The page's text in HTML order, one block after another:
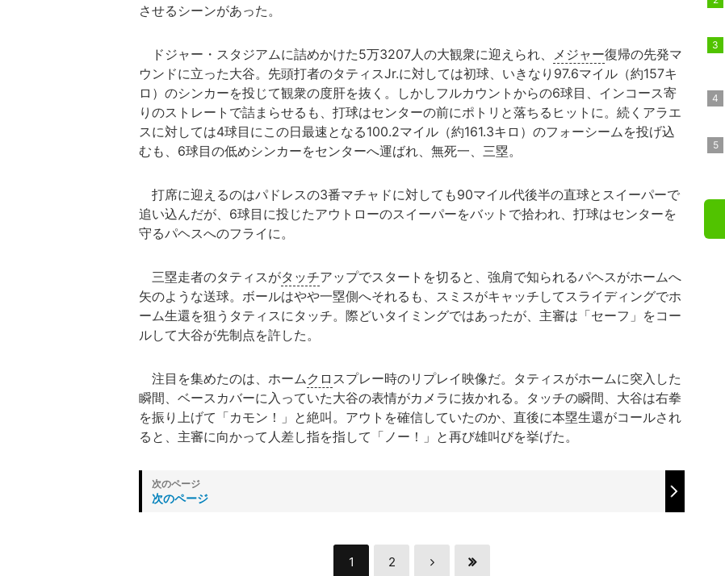
させるシーンがあった。
ドジャー・スタジアムに詰めかけた5万3207人の大観衆に迎えられ、 メジャー復帰の先発マ
ウンドに立った大谷。先頭打者のタティスJr.に対しては初球、いきなり97.6マイル（約157キ
ロ）のシンカーを投じて観衆の度肝を抜く。しかしフルカウントからの6球目、インコース寄
りのストレートで詰まらせるも、打球はセンターの前にポトリと落ちるヒットに。続くアラエ
スに対しては4球目にこの日最速となる100.2マイル（約161.3キロ）のフォーシームを投げ込
むも、6球目の低めシンカーをセンターへ運ばれ、無死一、三塁。
打席に迎えるのはパドレスの3番マチャドに対しても90マイル代後半の直球とスイーパーで
追い込んだが、6球目に投じたアウトローのスイーパーをバットで拾われ、打球はセンターを
守るパヘスへのフライに。
三塁走者のタティスがタッチアップでスタートを切ると、強肩で知られるパヘスがホームへ
矢のような送球。ボールはやや一塁側へそれるも、スミスがキャッチしてスライディングでホ
ーム生還を狙うタティスにタッチ。際どいタイミングではあったが、主審は「セーフ」をコー
ルして大谷が先制点を許した。
注目を集めたのは、ホームクロ スプレー時のリプレイ映像だ。タティスがホームに突入した
瞬間、ベースカバーに入っていた大谷の表情がカメラに抜かれる。タッチの瞬間、大谷は右拳
を振り上げて「カモン！」と絶叫。アウトを確信していたのか、直後に本塁生還がコールされ
ると、主審に向かって人差し指を指して「ノー！」と再び雄叫びを挙げた。
次のページ
1 2